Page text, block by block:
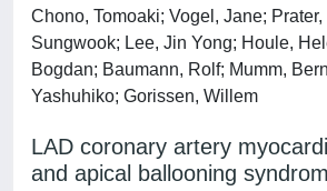
Chono, Tomoaki; Vogel, Jane;
Sungwook; Lee, Jin Yong; Houle,
Bogdan; Baumann, Rolf; Mumm,
Yashuhiko; Gorissen, Willem
LAD coronary artery
and apical ballooning